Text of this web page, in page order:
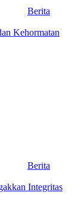
Berita
Kehormatan
Berita
Integritas